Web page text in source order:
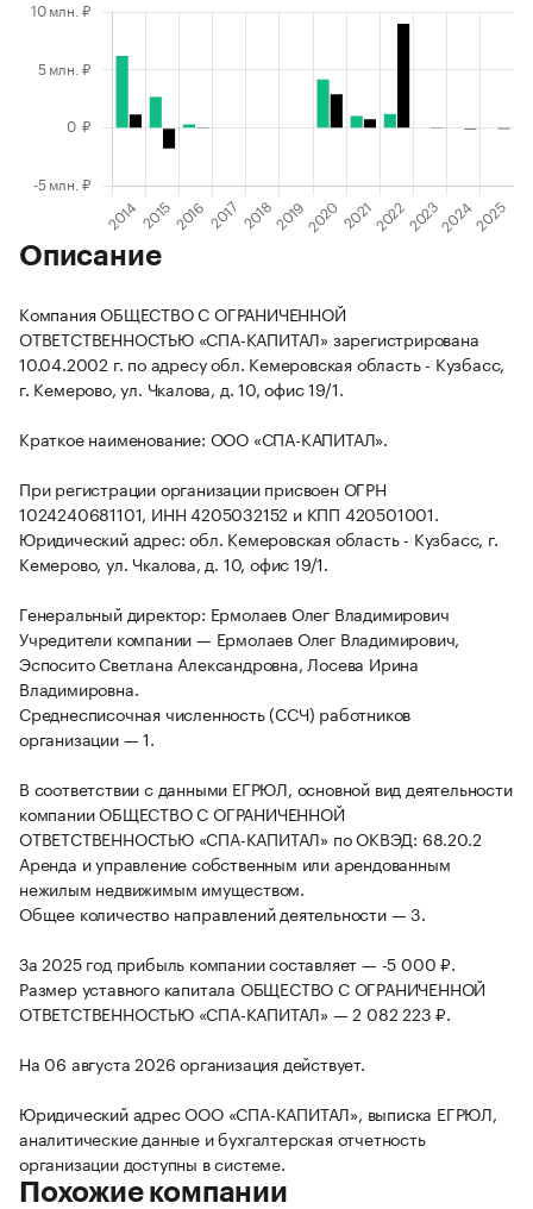
Описание
Компания ОБЩЕСТВО С ОГРАНИЧЕННОЙ
ОТВЕТСТВЕННОСТЬЮ «СПА-КАПИТАЛ» зарегистрирована
10.04.2002 г. по адресу обл. Кемеровская область - Кузбасс,
г. Кемерово, ул. Чкалова, д. 10, офис 19/1.
Краткое наименование: ООО «СПА-КАПИТАЛ».
При регистрации организации присвоен ОГРН
1024240681101, ИНН 4205032152 и КПП 420501001.
Юридический адрес: обл. Кемеровская область - Кузбасс, г.
Кемерово, ул. Чкалова, д. 10, офис 19/1.
Генеральный директор: Ермолаев Олег Владимирович
Учредители компании — Ермолаев Олег Владимирович,
Эспосито Светлана Александровна, Лосева Ирина
Владимировна.
Среднесписочная численность (ССЧ) работников
организации — 1.
В соответствии с данными ЕГРЮЛ, основной вид деятельности
компании ОБЩЕСТВО С ОГРАНИЧЕННОЙ
ОТВЕТСТВЕННОСТЬЮ «СПА-КАПИТАЛ» по ОКВЭД: 68.20.2
Аренда и управление собственным или арендованным
нежилым недвижимым имуществом.
Общее количество направлений деятельности — 3.
За 2025 год прибыль компании составляет — -5 000 ₽.
Размер уставного капитала ОБЩЕСТВО С ОГРАНИЧЕННОЙ
ОТВЕТСТВЕННОСТЬЮ «СПА-КАПИТАЛ» — 2 082 223 ₽.
На 06 августа 2026 организация действует.
Юридический адрес ООО «СПА-КАПИТАЛ», выписка ЕГРЮЛ,
аналитические данные и бухгалтерская отчетность
организации доступны в системе.
Похожие компании